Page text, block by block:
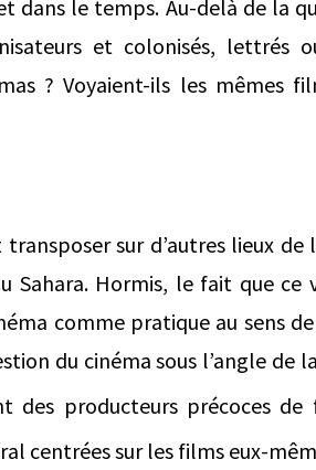
dans le temps. Au-delà de la
et colonisés, lettrés
? Voyaient-ils les mêmes
sur d’autres lieux
Sahara. Hormis, le fait que ce
comme pratique au sens
du cinéma sous l’angle de
des producteurs précoces de
centrées sur les films eux-